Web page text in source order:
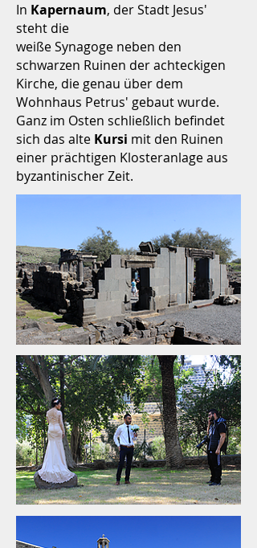
In Kapernaum, der Stadt Jesus'
steht die
weiße Synagoge neben den
schwarzen Ruinen der achteckigen
Kirche, die genau über dem
Wohnhaus Petrus' gebaut wurde.
Ganz im Osten schließlich befindet
sich das alte Kursi mit den Ruinen
einer prächtigen Klosteranlage aus
byzantinischer Zeit.